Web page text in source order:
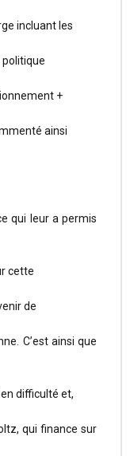
incluant les
politique
+
ainsi
qui leur a permis
cette
de
C’est ainsi que
difficulté et,
qui finance sur